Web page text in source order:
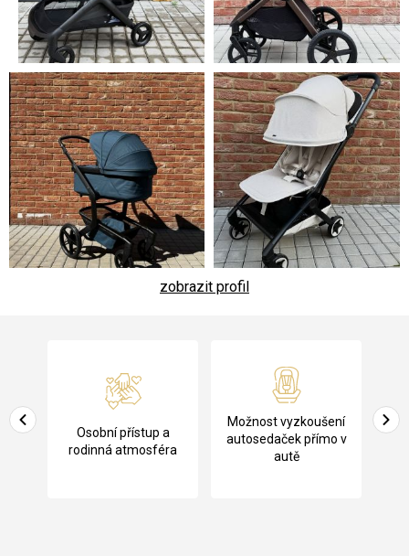
zobrazit profil
a
Osobní přístup a
rodinná atmosféra
Možnost vyzkoušení
autosedaček přímo v
autě